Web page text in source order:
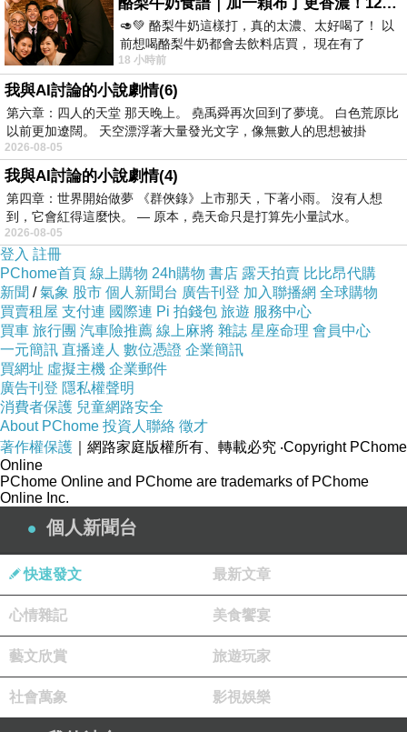
罌粟籽蜂蜜優格. 因為孔亞往棉堡的路上會經過
城市Dinar，而Dinar靠近罌粟花產地Afyon
多力多滋也有罌粟口味 ,導遊一直推薦，一定要
試試看的罌粟優格.這種鴉片是不會上癮可以安心
食用
但個人覺得還好 吃個趣味
古驛站
卡帕多奇亞至孔亞這條路也是古絲路的一段，13
🥑💚 酪梨牛奶這樣打，真的太濃、太好喝了！ 以
前想喝酪梨牛奶都會去飲料店買， 現在有了
imami 健康煮藝｜旗艦破壁智慧養生豆漿機，
18 小時前
我與AI討論的小說劇情(6)
第六章：四人的天堂 那天晚上。 堯禹舜再次回到了夢境。 白色荒原比
以前更加遼闊。 天空漂浮著大量發光文字，像無數人的思想被掛
2026-08-05
我與AI討論的小說劇情(4)
第四章：世界開始做夢 《群俠錄》上市那天，下著小雨。 沒有人想
到，它會紅得這麼快。 — 原本，堯天命只是打算先小量試水。
2026-08-05
登入 註冊
PChome首頁 線上購物 24h購物 書店 露天拍賣 比比昂代購
新聞 /氣象 股市 個人新聞台 廣告刊登 加入聯播網 全球購物
買賣租屋 支付連 國際連 Pi 拍錢包 旅遊 服務中心
買車 旅行團 汽車險推薦 線上麻將 雜誌 星座命理 會員中心
一元簡訊 直播達人 數位憑證 企業簡訊
買網址 虛擬主機 企業郵件
廣告刊登 隱私權聲明
消費者保護 兒童網路安全
About PChome 投資人聯絡 徵才
著作權保護 ｜網路家庭版權所有、轉載必究 ‧Copyright PChome
Online
PChome Online and PChome are trademarks of PChome
Online Inc.
個人新聞台
快速發文 最新文章
心情雜記 美食饗宴
藝文欣賞 旅遊玩家
社會萬象 影視娛樂